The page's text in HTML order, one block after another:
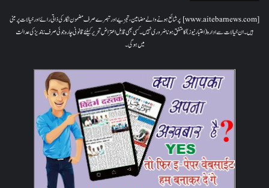
[www.aitebarnews.com] پر شائع ہونے والے مضامین، تجزیے اور تبصرے صرف مضمون نگار کی ذاتی رائے اور خیالات پر مبنی
ہیں۔ ان خیالات سے ادارہ (اعتبار نیوز) کا متفق ہونا ضروری نہیں۔ کسی بھی قابل اعتراض تحریر کیلئے قانونی چارہ جوئی صرف ناندیڑ کی عدالت
میں ہوگی۔